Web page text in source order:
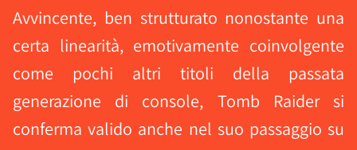
Avvincente, ben strutturato nonostante una
certa linearità, emotivamente coinvolgente
come pochi altri titoli della passata
generazione di console, Tomb Raider si
conferma valido anche nel suo passaggio su